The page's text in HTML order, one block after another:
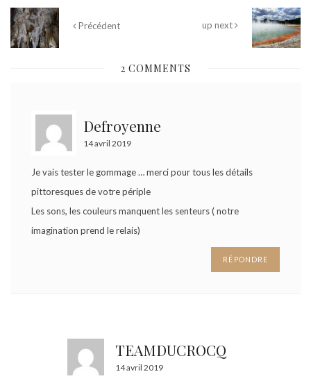
Précédent up next
2 COMMENTS
Defroyenne
14 avril 2019
Je vais tester le gommage … merci pour tous les détails
pittoresques de votre périple
Les sons, les couleurs manquent les senteurs ( notre
imagination prend le relais)
RÉPONDRE
TEAMDUCROCQ
14 avril 2019